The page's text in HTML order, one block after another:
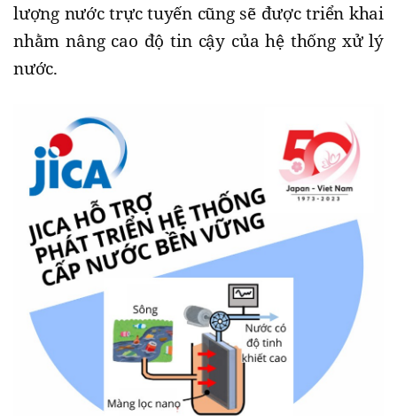
lượng nước trực tuyến cũng sẽ được triển khai
nhằm nâng cao độ tin cậy của hệ thống xử lý
nước.